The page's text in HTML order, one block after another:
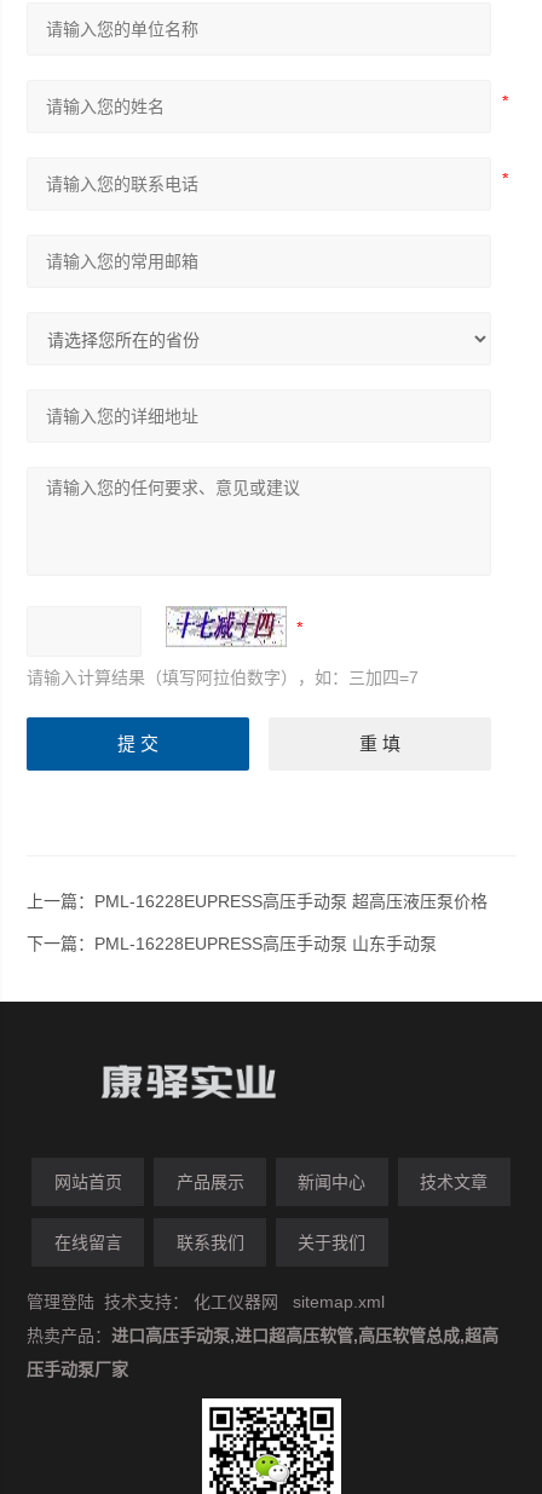
请输入计算结果（填写阿拉伯数字），如：三加四=7
上一篇： PML-16228EUPRESS高压手动泵 超高压液压泵价格
下一篇： PML-16228EUPRESS高压手动泵 山东手动泵
网站首页 产品展示 新闻中心 技术文章
在线留言 联系我们 关于我们
管理登陆 技术支持：化工仪器网
sitemap.xml
热卖产品：进口高压手动泵,进口超高压软管,高压软管总成,超高
压手动泵厂家